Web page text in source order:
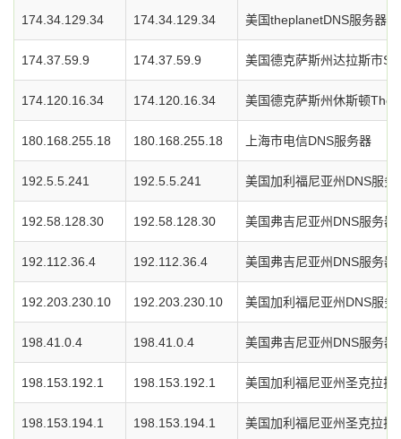
174.34.129.34 174.34.129.34 美国theplanetDNS服务器
174.37.59.9 174.37.59.9 美国德克萨斯州达拉斯市
174.120.16.34 174.120.16.34 美国德克萨斯州休斯顿
180.168.255.18 180.168.255.18 上海市电信DNS服务器
192.5.5.241 192.5.5.241 美国加利福尼亚州DNS服务
192.58.128.30 192.58.128.30 美国弗吉尼亚州DNS服务器
192.112.36.4 192.112.36.4 美国弗吉尼亚州DNS服务器
192.203.230.10 192.203.230.10 美国加利福尼亚州DNS服务
198.41.0.4 198.41.0.4 美国弗吉尼亚州DNS服务器
198.153.192.1 198.153.192.1 美国加利福尼亚州圣克拉
198.153.194.1 198.153.194.1 美国加利福尼亚州圣克拉